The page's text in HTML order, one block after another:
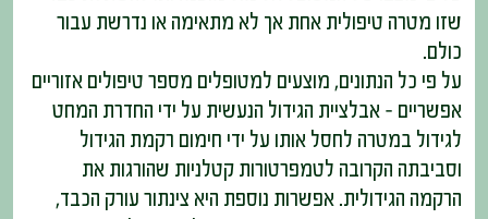
שזו מטרה טיפולית אחת אך לא מתאימה או נדרשת עבור
כולם.
על פי כל הנתונים, מוצעים למטופלים מספר טיפולים אזוריים
אפשריים – אבלציית הגידול הנעשית על ידי החדרת המחט
לגידול במטרה לחסל אותו על ידי חימום רקמת הגידול
וסביבתה הקרובה לטמפרטורות קטלניות שהורגות את
הרקמה הגידולית. אפשרות נוספת היא צינתור עורק הכבד,